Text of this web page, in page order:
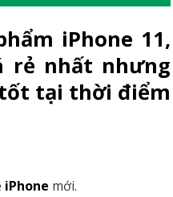
iPhone 11,
rẻ nhất nhưng
tốt tại thời điểm
iPhone mới.